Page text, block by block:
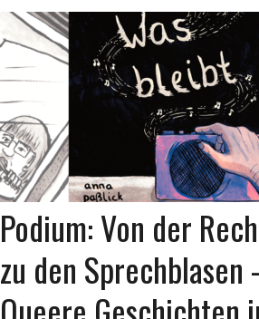
Podium: Von der
zu den Sprechblasen